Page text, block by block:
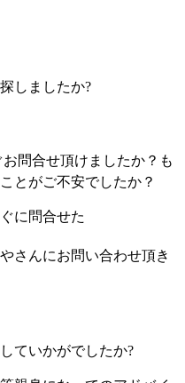
しましたか?
問合せ頂けましたか？も
とがご不安でしたか？
に問合せた
さんにお問い合わせ頂き
ていかがでしたか?